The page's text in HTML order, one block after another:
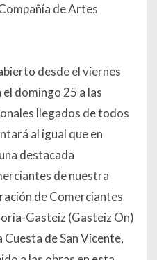
de Artes
desde el viernes
domingo 25 a las
llegados de todos
al igual que en
destacada
de nuestra
de Comerciantes
Gasteiz (Gasteiz On)
de San Vicente,